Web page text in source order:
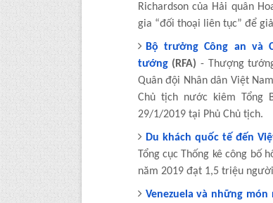
Richardson của Hải quân
gia “đối thoại liên tục” để
Bộ trưởng Công an và
tướng(RFA) - Thượng
Quân đội Nhân dân Việt
Chủ tịch nước kiêm Tổng
29/1/2019 tại Phủ Chủ tịch.
Du khách quốc tế đến
Tổng cục Thống kê công bố
năm 2019 đạt 1,5 triệu
Venezuela và những